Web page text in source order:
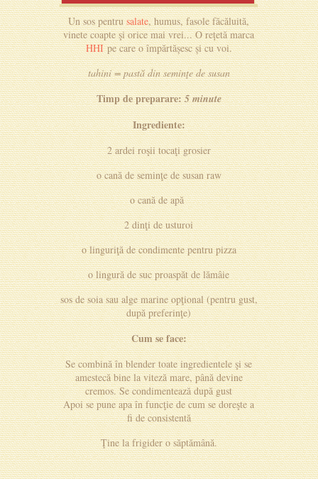
Un sos pentrusalate, humus, fasole făcăluită,
vinete coapte şi orice mai vrei... O rețetă marca
HHIpe care o împărtășesc și cu voi.
tahini = pastă din seminţe de susan
Timp de preparare:5 minute
Ingrediente:
2 ardei roşii tocaţi grosier
o cană de seminţe de susan raw
o cană de apă
2 dinţi de usturoi
o linguriţă de condimente pentru pizza
o lingură de suc proaspăt de lămâie
sos de soia sau alge marine opţional (pentru gust,
după preferinţe)
Cum se face:
Se combină în blender toate ingredientele şi se
amestecă bine la viteză mare, până devine
cremos. Se condimentează după gust
Apoi se pune apa în funcţie de cum se doreşte a
fi de consistentă
Ţine la frigider o săptămână.